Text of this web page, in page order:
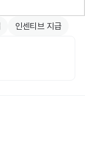
인센티브 지급